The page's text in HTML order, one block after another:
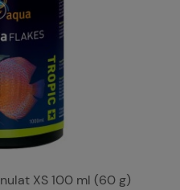
XS 100 ml (60 g)